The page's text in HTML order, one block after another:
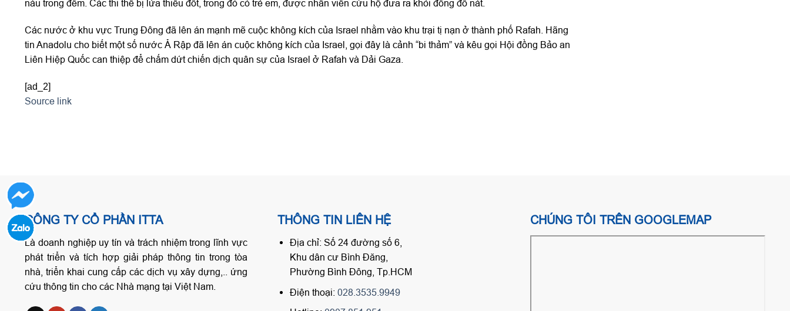
náu trong đêm. Các thi thể bị lửa thiêu đốt, trong đó có trẻ em, được nhân viên cứu hộ đưa ra khỏi đống đổ nát.
Các nước ở khu vực Trung Đông đã lên án mạnh mẽ cuộc không kích của Israel nhằm vào khu trại tị nạn ở thành phố Rafah. Hãng
tin Anadolu cho biết một số nước Ả Rập đã lên án cuộc không kích của Israel, gọi đây là cảnh “bi thảm” và kêu gọi Hội đồng Bảo an
Liên Hiệp Quốc can thiệp để chấm dứt chiến dịch quân sự của Israel ở Rafah và Dải Gaza.
[ad_2]
Source link
CÔNG TY CỔ PHẦN ITTA
Là doanh nghiệp uy tín và trách nhiệm trong lĩnh vực
phát triển và tích hợp giải pháp thông tin trong tòa
nhà, triển khai cung cấp các dịch vụ xây dựng,.. ứng
cứu thông tin cho các Nhà mạng tại Việt Nam.
THÔNG TIN LIÊN HỆ
Địa chỉ: Số 24 đường số 6,
Khu dân cư Bình Đăng,
Phường Bình Đông, Tp.HCM
Điện thoại: 028.3535.9949
CHÚNG TÔI TRÊN GOOGLEMAP